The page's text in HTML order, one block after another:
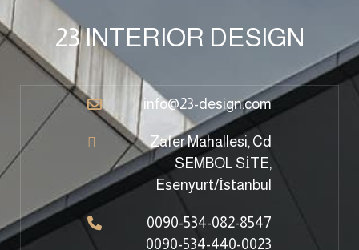
23 INTERIOR DESIGN
info@23-design.com
0090-534-082-8547
0090-534-440-0023
Zafer Mahallesi, Cd
SEMBOL SİTE,
Esenyurt/İstanbul